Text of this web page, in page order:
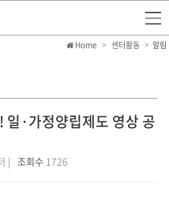
Home 센터활동 알림
·가정양립제도 영상 공
| 조회수 1726